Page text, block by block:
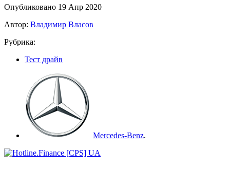
Опубликовано 19 Апр 2020
Автор: Владимир Власов
Рубрика:
Тест драйв
Mercedes-Benz.